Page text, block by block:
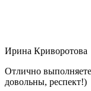
Ирина Криворотова
Отлично
довольны, респект!)